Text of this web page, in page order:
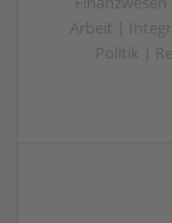
Arbeit |
Politik |